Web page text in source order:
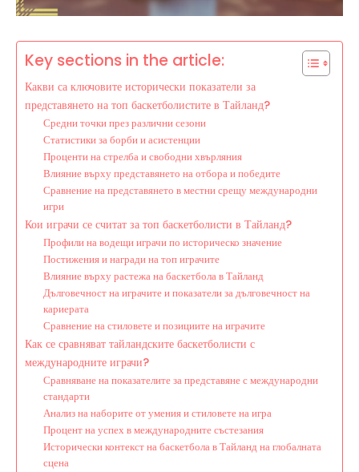
Key sections in the article:
Какви са ключовите исторически показатели за
представянето на топ баскетболистите в Тайланд?
Средни точки през различни сезони
Статистики за борби и асистенции
Проценти на стрелба и свободни хвърляния
Влияние върху представянето на отбора и победите
Сравнение на представянето в местни срещу международни
игри
Кои играчи се считат за топ баскетболисти в Тайланд?
Профили на водещи играчи по историческо значение
Постижения и награди на топ играчите
Влияние върху растежа на баскетбола в Тайланд
Дълговечност на играчите и показатели за дълговечност на
кариерата
Сравнение на стиловете и позициите на играчите
Как се сравняват тайландските баскетболисти с
международните играчи?
Сравняване на показателите за представяне с международни
стандарти
Анализ на наборите от умения и стиловете на игра
Процент на успех в международните състезания
Исторически контекст на баскетбола в Тайланд на глобалната
сцена